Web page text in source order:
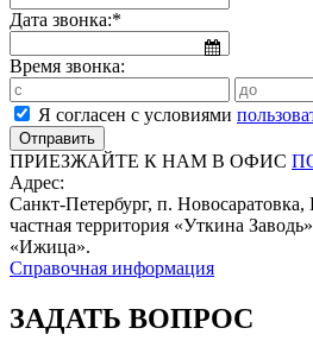
Дата звонка:*
Время звонка:
Я согласен с условиями
ПРИЕЗЖАЙТЕ К НАМ В ОФИС
Адрес:
Санкт-Петербург, п. Новосаратовка,
частная территория «Уткина
«Ижица».
Справочная информация
ЗАДАТЬ ВОПРОС